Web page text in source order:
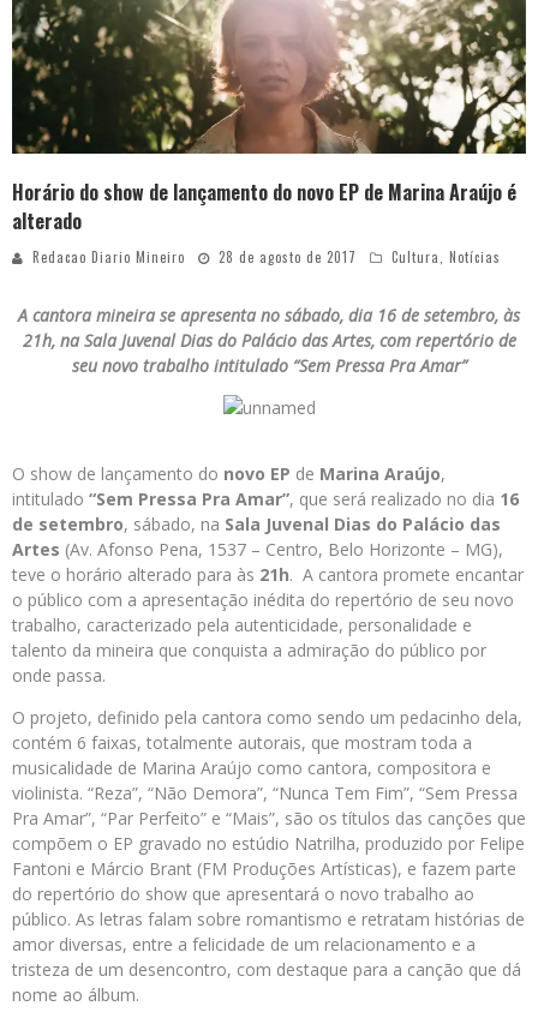
Horário do show de lançamento do novo EP de Marina Araújo é
alterado
Redacao Diario Mineiro 28 de agosto de 2017 Cultura, Notícias
A cantora mineira se apresenta no sábado, dia 16 de setembro, às
21h, na Sala Juvenal Dias do Palácio das Artes, com repertório de
seu novo trabalho intitulado “Sem Pressa Pra Amar”
O show de lançamento do novo EP de Marina Araújo,
intitulado “Sem Pressa Pra Amar”, que será realizado no dia 16
de setembro, sábado, na Sala Juvenal Dias do Palácio das
Artes (Av. Afonso Pena, 1537 – Centro, Belo Horizonte – MG),
teve o horário alterado para às 21h. A cantora promete encantar
o público com a apresentação inédita do repertório de seu novo
trabalho, caracterizado pela autenticidade, personalidade e
talento da mineira que conquista a admiração do público por
onde passa.
O projeto, definido pela cantora como sendo um pedacinho dela,
contém 6 faixas, totalmente autorais, que mostram toda a
musicalidade de Marina Araújo como cantora, compositora e
violinista. “Reza”, “Não Demora”, “Nunca Tem Fim”, “Sem Pressa
Pra Amar”, “Par Perfeito” e “Mais”, são os títulos das canções que
compõem o EP gravado no estúdio Natrilha, produzido por Felipe
Fantoni e Márcio Brant (FM Produções Artísticas), e fazem parte
do repertório do show que apresentará o novo trabalho ao
público. As letras falam sobre romantismo e retratam histórias de
amor diversas, entre a felicidade de um relacionamento e a
tristeza de um desencontro, com destaque para a canção que dá
nome ao álbum.